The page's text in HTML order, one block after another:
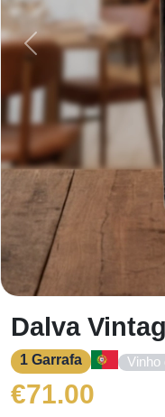
Previous
Dalva
1 Garrafa Vinho
€71.00